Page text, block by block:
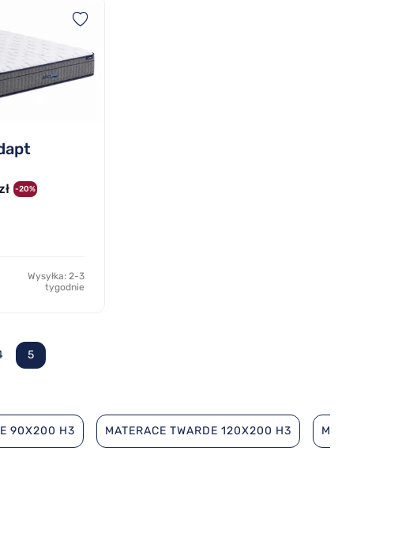
-20%
Wysyłka: 2-3
tygodnie
5
90X200 H3 MATERACE TWARDE 120X200 H3 MATERACE